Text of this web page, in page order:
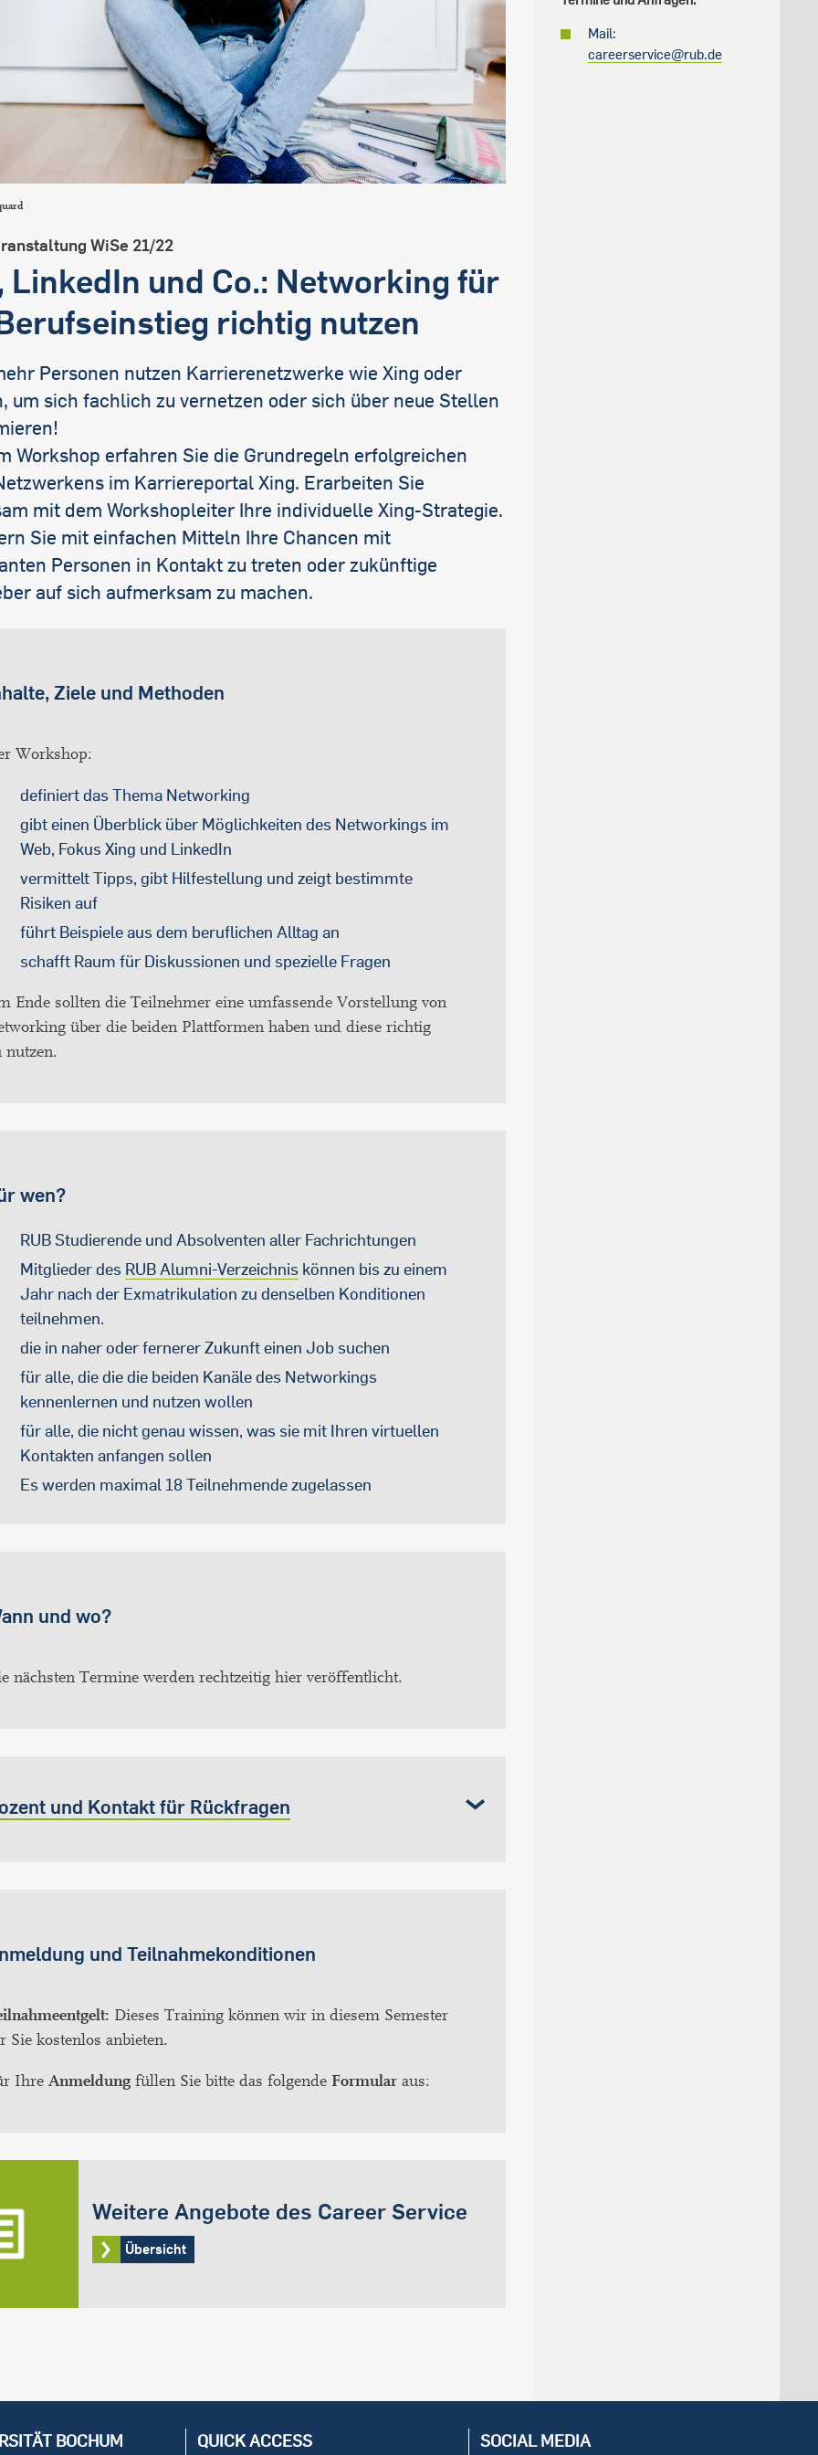
international students
WiSe 21/22
LinkedIn und Co.: Networking für
richtig nutzen
Personen nutzen Karrierenetzwerke wie Xing oder
um sich fachlich zu vernetzen oder sich über neue Stellen
Workshop erfahren Sie die Grundregeln erfolgreichen
im Karriereportal Xing. Erarbeiten Sie
mit dem Workshopleiter Ihre individuelle Xing-Strategie.
Sie mit einfachen Mitteln Ihre Chancen mit
Personen in Kontakt zu treten oder zukünftige
auf sich aufmerksam zu machen.
Ziele und Methoden
Workshop:
definiert das Thema Networking
gibt einen Überblick über Möglichkeiten des Networkings im
Web, Fokus Xing und LinkedIn
vermittelt Tipps, gibt Hilfestellung und zeigt bestimmte
Risiken auf
führt Beispiele aus dem beruflichen Alltag an
schafft Raum für Diskussionen und spezielle Fragen
Ende sollten die Teilnehmer eine umfassende Vorstellung von
über die beiden Plattformen haben und diese richtig
nutzen.
wen?
RUB Studierende und Absolventen aller Fachrichtungen
Mitglieder des RUB Alumni-Verzeichnis können bis zu einem
Jahr nach der Exmatrikulation zu denselben Konditionen
teilnehmen.
die in naher oder fernerer Zukunft einen Job suchen
für alle, die die die beiden Kanäle des Networkings
kennenlernen und nutzen wollen
für alle, die nicht genau wissen, was sie mit Ihren virtuellen
Kontakten anfangen sollen
Es werden maximal 18 Teilnehmende zugelassen
und wo?
nächsten Termine werden rechtzeitig hier veröffentlicht.
und Kontakt für Rückfragen
und Teilnahmekonditionen
Dieses Training können wir in diesem Semester
Sie kostenlos anbieten.
Ihre Anmeldung füllen Sie bitte das folgende Formular aus:
Weitere Angebote des Career Service
Übersicht
Mail:
careerservice@rub.de
BOCHUM
QUICK ACCESS
SOCIAL MEDIA